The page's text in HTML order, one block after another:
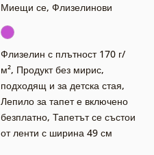
Миещи се, Флизелинови
Флизелин с плътност 170 г/
м², Продукт без мирис,
подходящ и за детска стая,
Лепило за тапет е включено
безплатно, Тапетът се състои
от ленти с ширина 49 см